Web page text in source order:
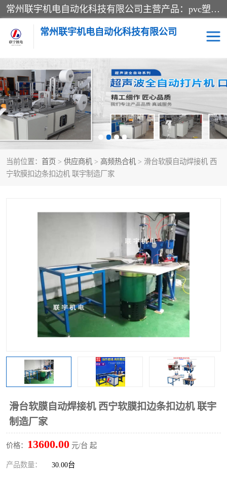
常州联宇机电自动化科技有限公司主营产品：pvc塑料焊机、高频热合机、软膜天花压边机、服装布料凹凸压花机、布料3d压印设备、服装植胶设备、超声波布料花边机、无纺布热合机、全自动压花机。
常州联宇机电自动化科技有限公司
当前位置： 首页 > 供应商机 > 高频热合机 > 滑台软膜自动焊接机 西
宁软膜扣边条扣边机 联宇制造厂家
滑台软膜自动焊接机 西宁软膜扣边条扣边机 联宇
制造厂家
价格： 13600.00 元/台 起
产品数量： 30.00台
压花定型机以及压花模具 超声波热合机
高频热合机 超声波花边机
超声波复合压花机 凹凸压花机压标机
3040凹凸压花机 双头服装凹凸压花机
高频压花压标机 自动超声波打片成型机
海绵产品成型机
其他超声波系列